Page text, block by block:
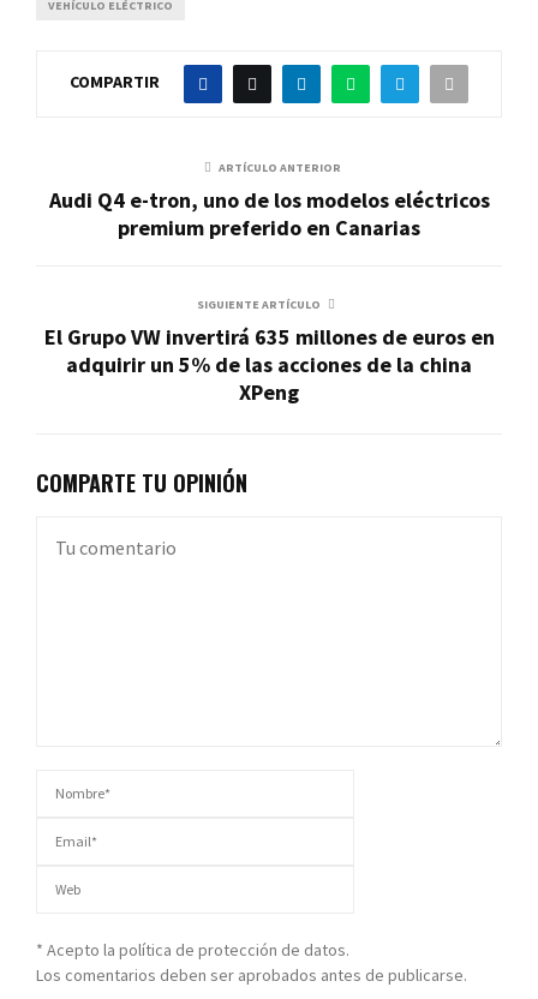
VEHÍCULO ELÉCTRICO
COMPARTIR
ARTÍCULO ANTERIOR
Audi Q4 e-tron, uno de los modelos eléctricos
premium preferido en Canarias
SIGUIENTE ARTÍCULO
El Grupo VW invertirá 635 millones de euros en
adquirir un 5% de las acciones de la china
XPeng
COMPARTE TU OPINIÓN
* Acepto la política de protección de datos.
Los comentarios deben ser aprobados antes de publicarse.